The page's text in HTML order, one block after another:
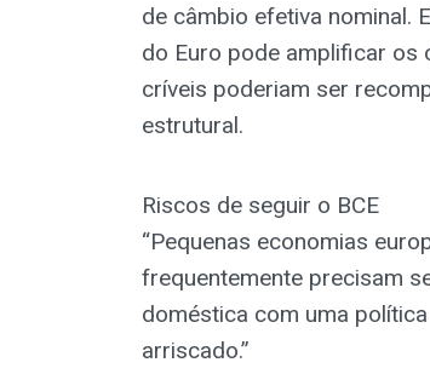
de câmbio efetiva nominal.
do Euro pode amplificar os
críveis poderiam ser
estrutural.
Riscos de seguir o BCE
“Pequenas economias
frequentemente precisam
doméstica com uma
arriscado.”